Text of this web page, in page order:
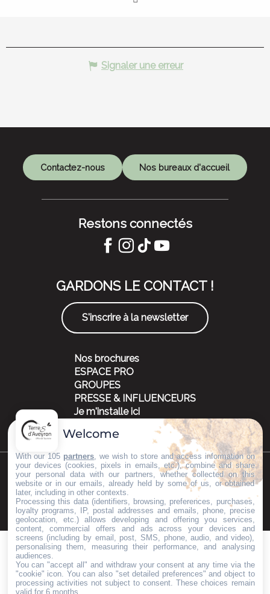
Signaler une erreur
Contactez-nous Nos bureaux d'accueil
Restons connectés
GARDONS LE CONTACT !
S'inscrire à la newsletter
Nos brochures
ESPACE PRO
GROUPES
PRESSE & INFLUENCEURS
Je m'installe ici
©Copyright 2023 Mentions légalesPartenaires
Welcome
With our 105 partners , we wish to store and access information on
your devices (cookies, pixels in emails, etc.), combine and share
your personal data with our partners, whether collected on this
website or in our emails, already held by some of us, or obtained
later, including in other contexts.
Processing this data (identifiers, browsing, preferences, purchases,
loyalty programs, IP, postal addresses and emails, phone, precise
geolocation, etc.) allows developing and offering you services,
content, commercial offers and ads across your devices and
screens (including by email, post, SMS, phone, audio, and video),
personalising them, measuring their performance, and analysing
audiences.
You can "accept all" and withdraw your consent at any time via the
"cookie" icon . You can also "set detailed preferences" and object to
processing activities not subject to consent. These choices remain
valid for 6 months.